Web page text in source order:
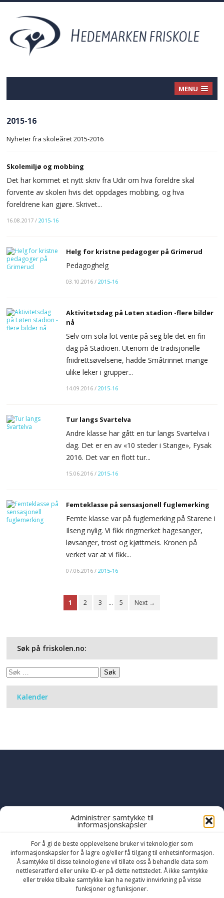
Administrer samtykke til
informasjonskapsler
For å gi de beste opplevelsene bruker vi teknologier som
informasjonskapsler for å lagre og/eller få tilgang til enhetsinformasjon.
Å samtykke til disse teknologiene vil tillate oss å behandle data som
nettleseratferd eller unike ID-er på dette nettstedet. Å ikke samtykke
eller trekke tilbake samtykke kan ha negativ innvirkning på visse
funksjoner og funksjoner.
MENU
2015-16
Nyheter fra skoleåret 2015-2016
Skolemiljø og mobbing
Det har kommet et nytt skriv fra Udir om hva foreldre skal
forvente av skolen hvis det oppdages mobbing, og hva
foreldrene kan gjøre. Skrivet...
16.08.2017 /2015-16
Helg for kristne pedagoger på Grimerud
Pedagoghelg
03.10.2016 /2015-16
Aktivitetsdag på Løten stadion -flere bilder
nå
Selv om sola lot vente på seg ble det en fin
dag på Stadioen. Utenom de tradisjonelle
friidrettsøvelsene, hadde Småtrinnet mange
ulike leker i grupper...
14.09.2016 /2015-16
Tur langs Svartelva
Andre klasse har gått en tur langs Svartelva i
dag. Det er en av «10 steder i Stange», Fysak
2016. Det var en flott tur...
15.06.2016 /2015-16
Femteklasse på sensasjonell fuglemerking
Femte klasse var på fuglemerking på Starene i
Ilseng nylig. Vi fikk ringmerket hagesanger,
løvsanger, trost og kjøttmeis. Kronen på
verket var at vi fikk...
07.06.2016 /2015-16
1 2 3 … 5 Next →
Søk på friskolen.no:
Søk
Kalender
OF MINISTRIES